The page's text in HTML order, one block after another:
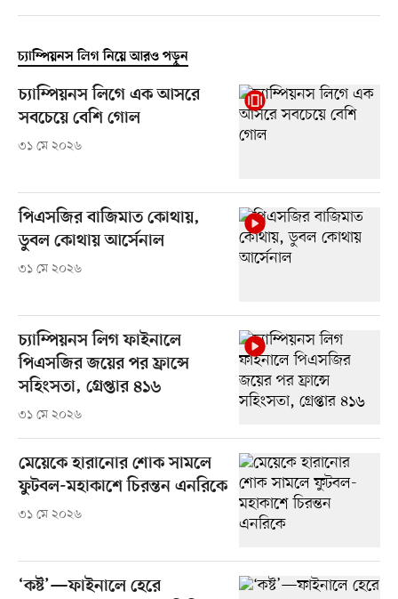
চ্যাম্পিয়নস লিগ নিয়ে আরও পড়ুন
চ্যাম্পিয়নস লিগে এক আসরে
সবচেয়ে বেশি গোল
৩১ মে ২০২৬
পিএসজির বাজিমাত কোথায়,
ডুবল কোথায় আর্সেনাল
৩১ মে ২০২৬
চ্যাম্পিয়নস লিগ ফাইনালে
পিএসজির জয়ের পর ফ্রান্সে
সহিংসতা, গ্রেপ্তার ৪১৬
৩১ মে ২০২৬
মেয়েকে হারানোর শোক সামলে
ফুটবল-মহাকাশে চিরন্তন এনরিকে
৩১ মে ২০২৬
‘কষ্ট’—ফাইনালে হেরে